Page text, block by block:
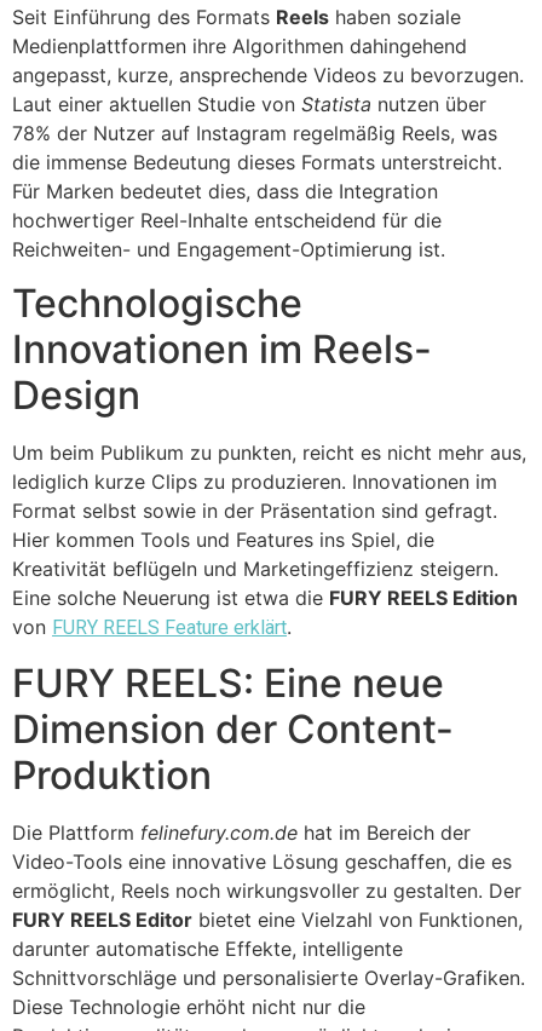
Seit Einführung des Formats Reels haben soziale
Medienplattformen ihre Algorithmen dahingehend
angepasst, kurze, ansprechende Videos zu bevorzugen.
Laut einer aktuellen Studie von Statista nutzen über
78% der Nutzer auf Instagram regelmäßig Reels, was
die immense Bedeutung dieses Formats unterstreicht.
Für Marken bedeutet dies, dass die Integration
hochwertiger Reel-Inhalte entscheidend für die
Reichweiten- und Engagement-Optimierung ist.
Technologische
Innovationen im Reels-
Design
Um beim Publikum zu punkten, reicht es nicht mehr aus,
lediglich kurze Clips zu produzieren. Innovationen im
Format selbst sowie in der Präsentation sind gefragt.
Hier kommen Tools und Features ins Spiel, die
Kreativität beflügeln und Marketingeffizienz steigern.
Eine solche Neuerung ist etwa die FURY REELS Edition
von FURY REELS Feature erklärt.
FURY REELS: Eine neue
Dimension der Content-
Produktion
Die Plattform felinefury.com.de hat im Bereich der
Video-Tools eine innovative Lösung geschaffen, die es
ermöglicht, Reels noch wirkungsvoller zu gestalten. Der
FURY REELS Editor bietet eine Vielzahl von Funktionen,
darunter automatische Effekte, intelligente
Schnittvorschläge und personalisierte Overlay-Grafiken.
Diese Technologie erhöht nicht nur die